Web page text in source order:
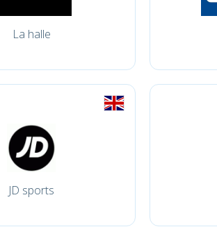
La halle
JD sports